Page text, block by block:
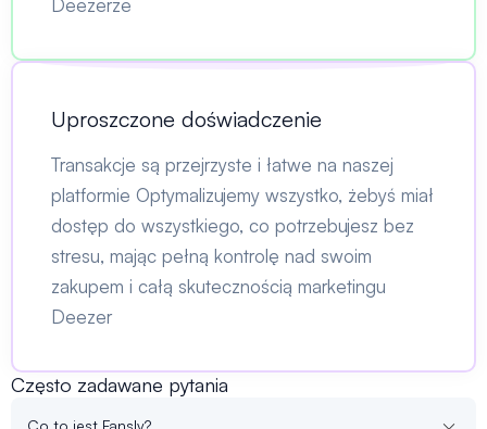
Deezerze
Uproszczone doświadczenie
Transakcje są przejrzyste i łatwe na naszej
platformie Optymalizujemy wszystko, żebyś miał
dostęp do wszystkiego, co potrzebujesz bez
stresu, mając pełną kontrolę nad swoim
zakupem i całą skutecznością marketingu
Deezer
Często zadawane pytania
Co to jest Fansly?